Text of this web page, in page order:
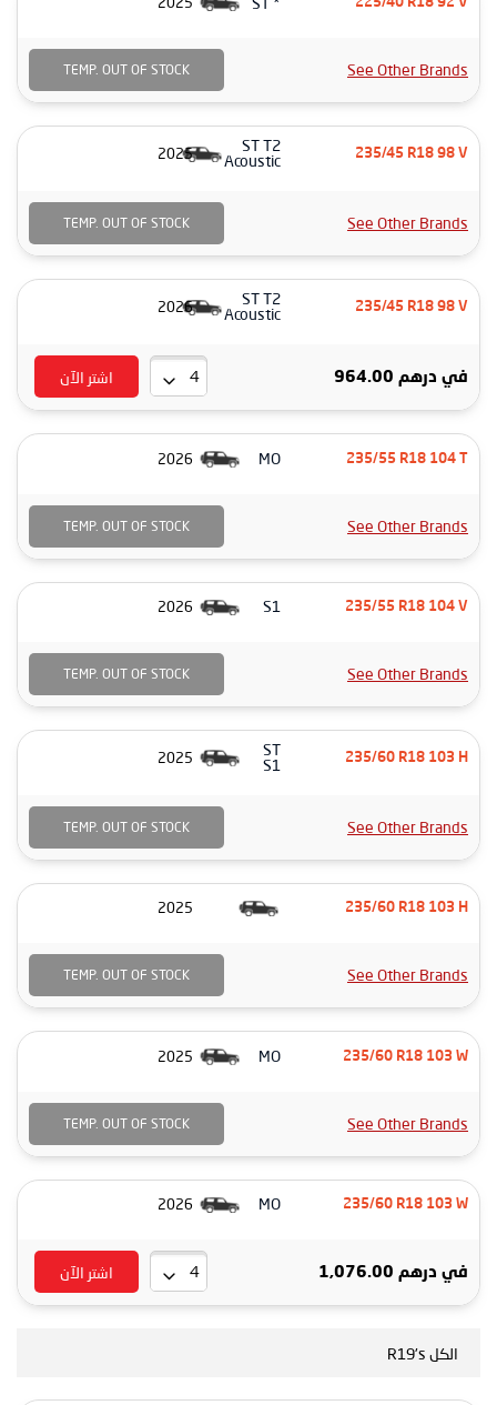
225/40 R18 92 V
See Other Brands
TEMP. OUT OF STOCK
235/45 R18 98 V
ST T2
Acoustic
2025
See Other Brands
TEMP. OUT OF STOCK
235/45 R18 98 V
ST T2
Acoustic
2026
في درهم 964.00 اشتر الآن
235/55 R18 104 T
MO
2026
See Other Brands
TEMP. OUT OF STOCK
235/55 R18 104 V
S1
2026
See Other Brands
TEMP. OUT OF STOCK
235/60 R18 103 H
ST
S1
2025
See Other Brands
TEMP. OUT OF STOCK
235/60 R18 103 H
2025
See Other Brands
TEMP. OUT OF STOCK
235/60 R18 103 W
MO
2025
See Other Brands
TEMP. OUT OF STOCK
235/60 R18 103 W
MO
2026
في درهم 1,076.00 اشتر الآن
الكل R19's